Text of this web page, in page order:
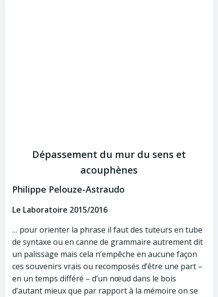
Dépassement du mur du sens et
acouphènes
Philippe Pelouze-Astraudo
Le Laboratoire 2015/2016
… pour orienter la phrase il faut des tuteurs en tube
de syntaxe ou en canne de grammaire autrement dit
un palissage mais cela n’empêche en aucune façon
ces souvenirs vrais ou recomposés d’être une part –
en un temps différé – d’un nœud dans le bois
d’autant mieux que par rapport à la mémoire on se